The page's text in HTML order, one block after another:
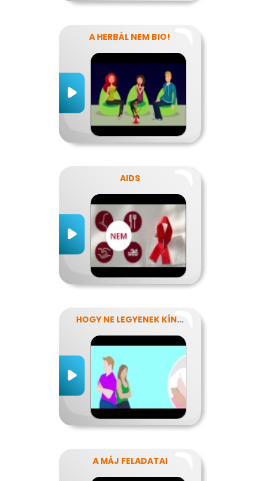
A HERBÁL NEM BIO!
AIDS
HOGY NE LEGYENEK KÍNOS TITKOK
A MÁJ FELADATAI